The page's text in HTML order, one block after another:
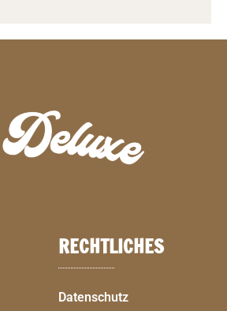
RECHTLICHES
Datenschutz